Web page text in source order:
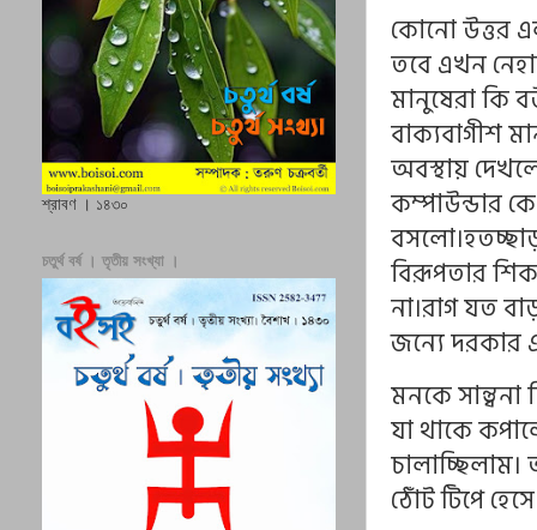
কোনো উত্তর
তবে এখন
মানুষেরা কি
বাক্যবাগীশ
অবস্থায়
কম্পাউন্ডার
বিরূপতার
না।রাগ যত
জন্যে দরকার
মনকে
যা থাকে
ঠোঁট টিপে
শ্রাবণ । ১৪৩০
চতুর্থ বর্ষ । তৃতীয় সংখ্যা ।